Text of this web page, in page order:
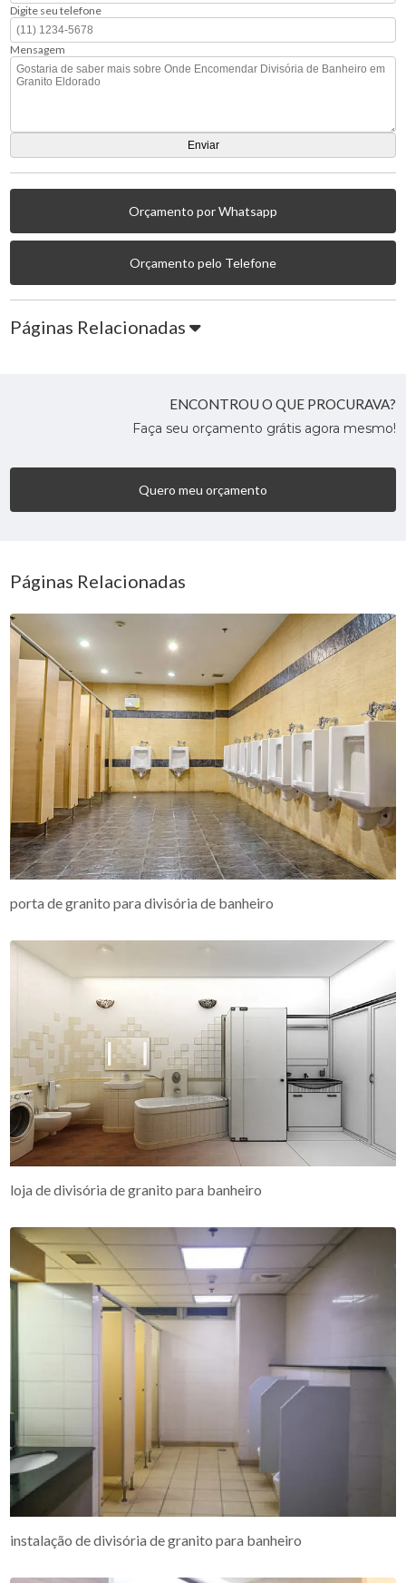
Digite seu telefone
Mensagem
Orçamento por Whatsapp
Orçamento pelo Telefone
Páginas Relacionadas
ENCONTROU O QUE PROCURAVA?
Faça seu orçamento grátis agora mesmo!
Quero meu orçamento
Páginas Relacionadas
porta de granito para divisória de banheiro
loja de divisória de granito para banheiro
instalação de divisória de granito para banheiro